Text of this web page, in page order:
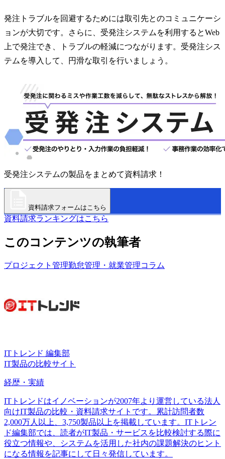
発注トラブルを回避するためには取引先とのコミュニケーシ
ョンが大切です。さらに、受発注システムを利用するとWeb
上で発注でき、トラブルの軽減につながります。受発注シス
テムを導入して、円滑な取引を行いましょう。
受発注システムの製品をまとめて資料請求！
資料請求フォームはこちら
資料請求ランキングはこちら
このコンテンツの執筆者
プロジェクト管理勤怠管理・就業管理コラム
ITトレンド 編集部
IT製品の比較サイト
経歴・実績
ITトレンドはイノベーションが2007年より運営している法人
向けIT製品の比較・資料請求サイトです。累計訪問者数
2,000万人以上、3,750製品以上を掲載しています。ITトレン
ド編集部では、読者がIT製品・サービスを比較検討する際に
役立つ情報や、システムを活用した社内の課題解決のヒント
になる情報を記事にして日々発信しています。